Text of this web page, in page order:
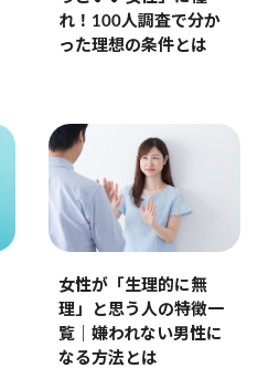
れ！100人調査で分か
った理想の条件とは
女性が「生理的に無
理」と思う人の特徴一
覧｜嫌われない男性に
なる方法とは